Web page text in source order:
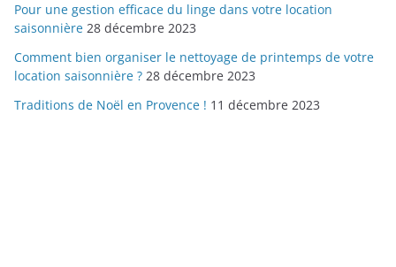
Pour une gestion efficace du linge dans votre location
saisonnière 28 décembre 2023
Comment bien organiser le nettoyage de printemps de votre
location saisonnière ? 28 décembre 2023
Traditions de Noël en Provence ! 11 décembre 2023